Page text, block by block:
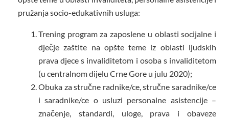
pružanja socio-edukativnih usluga:
Trening program za zaposlene u oblasti socijalne i
dječje zaštite na opšte teme iz oblasti ljudskih
prava djece s invaliditetom i osoba s invaliditetom
(u centralnom dijelu Crne Gore u julu 2020);
Obuka za stručne radnike/ce, stručne saradnike/ce
i saradnike/ce o usluzi personalne asistencije –
značenje, standardi, uloge, prava i obaveze